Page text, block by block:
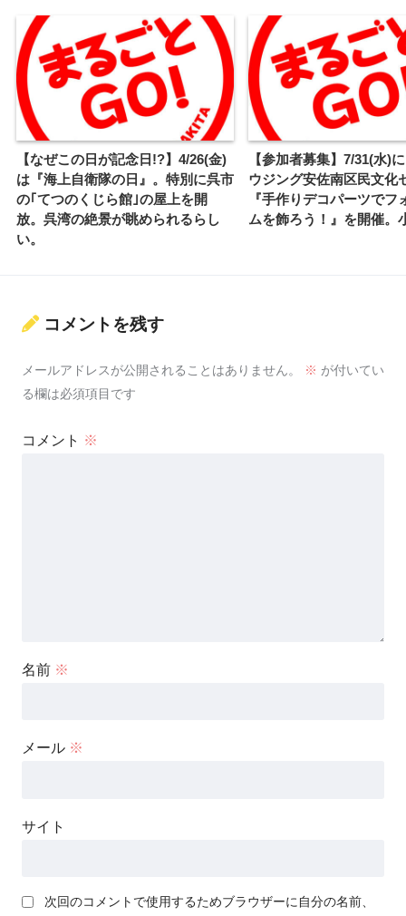
【なぜこの日が記念日!?】4/26(金)
は『海上自衛隊の日』。特別に呉市
の｢てつのくじら館｣の屋上を開
放。呉湾の絶景が眺められるらし
い。
【参加者募集】7/31(水)
ウジング安佐南区民文化
『手作りデコパーツでフ
ムを飾ろう！』を開催。
コメントを残す
メールアドレスが公開されることはありません。 ※ が付いてい
る欄は必須項目です
コメント ※
名前 ※
メール ※
サイト
次回のコメントで使用するためブラウザーに自分の名前、